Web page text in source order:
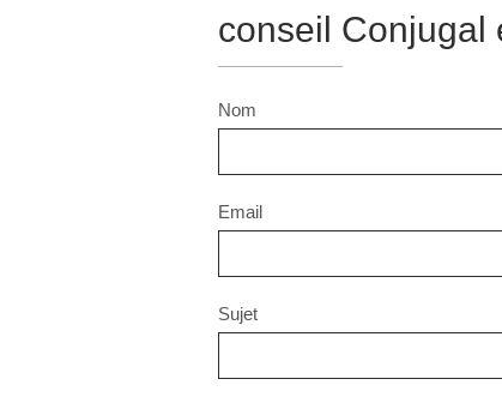
conseil Conjugal
Nom
Email
Sujet